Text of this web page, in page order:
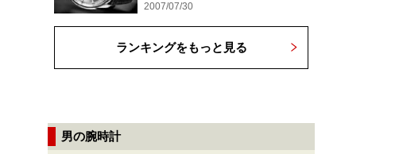
2007/07/30
ランキングをもっと見る
男の腕時計